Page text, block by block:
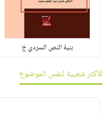
بنية النص السردي خ
الأكثر شعبية لنفس الموضوع